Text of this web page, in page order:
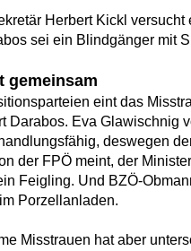
Herbert Kickl
sei ein Blindgänger mit
gemeinsam
eint das
Darabos. Eva Glawischnig
deswegen
der FPÖ meint, der
Feigling. Und BZÖ-
Porzellanladen.
Misstrauen hat aber